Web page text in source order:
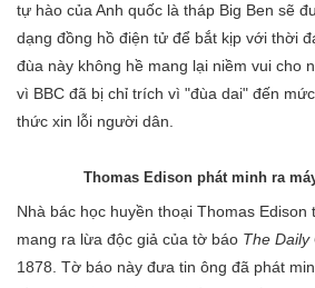
tự hào của Anh quốc là tháp Big Ben sẽ
dạng đồng hồ điện tử để bắt kịp với thời
đùa này không hề mang lại niềm vui cho
vì BBC đã bị chỉ trích vì "đùa dai" đến
thức xin lỗi người dân.
Thomas Edison phát minh ra
Nhà bác học huyền thoại Thomas Edison
mang ra lừa độc giả của tờ báo The Daily
1878. Tờ báo này đưa tin ông đã phát